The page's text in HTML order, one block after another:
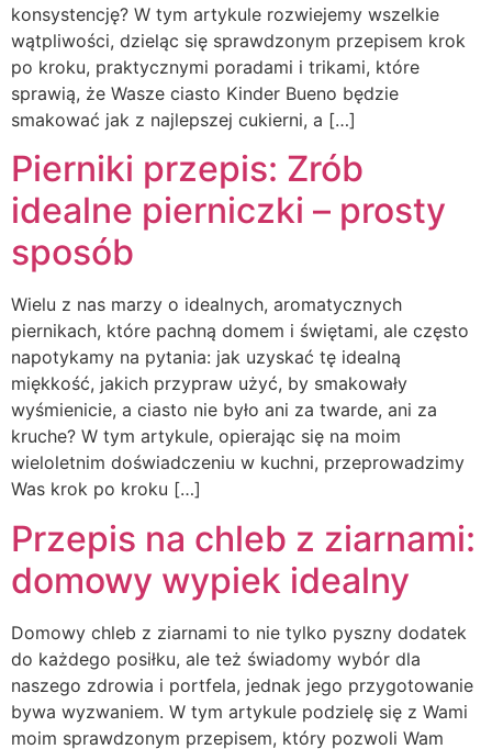
konsystencję? W tym artykule rozwiejemy wszelkie
wątpliwości, dzieląc się sprawdzonym przepisem krok
po kroku, praktycznymi poradami i trikami, które
sprawią, że Wasze ciasto Kinder Bueno będzie
smakować jak z najlepszej cukierni, a […]
Pierniki przepis: Zrób
idealne pierniczki – prosty
sposób
Wielu z nas marzy o idealnych, aromatycznych
piernikach, które pachną domem i świętami, ale często
napotykamy na pytania: jak uzyskać tę idealną
miękkość, jakich przypraw użyć, by smakowały
wyśmienicie, a ciasto nie było ani za twarde, ani za
kruche? W tym artykule, opierając się na moim
wieloletnim doświadczeniu w kuchni, przeprowadzimy
Was krok po kroku […]
Przepis na chleb z ziarnami:
domowy wypiek idealny
Domowy chleb z ziarnami to nie tylko pyszny dodatek
do każdego posiłku, ale też świadomy wybór dla
naszego zdrowia i portfela, jednak jego przygotowanie
bywa wyzwaniem. W tym artykule podzielę się z Wami
moim sprawdzonym przepisem, który pozwoli Wam